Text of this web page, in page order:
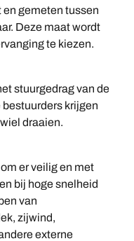
en gemeten tussen
Deze maat wordt
te kiezen.
stuurgedrag van de
bestuurders krijgen
draaien.
er veilig en met
bij hoge snelheid
van
zijwind,
externe